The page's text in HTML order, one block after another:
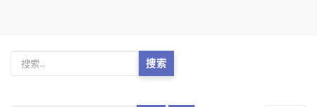
搜索